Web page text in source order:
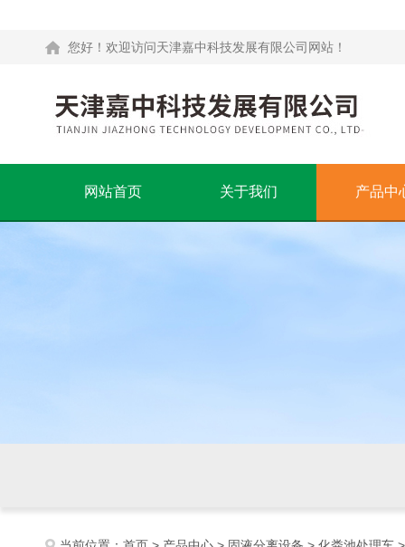
您好！欢迎访问天津嘉中科技发展有限公司网站！
网站首页 关于我们 产品中